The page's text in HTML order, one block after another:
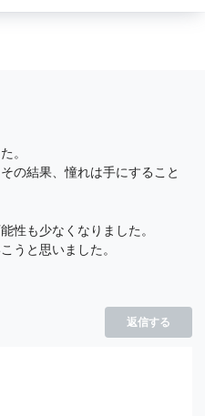
。
の結果、憧れは手にすること
性も少なくなりました。
うと思いました。
返信する